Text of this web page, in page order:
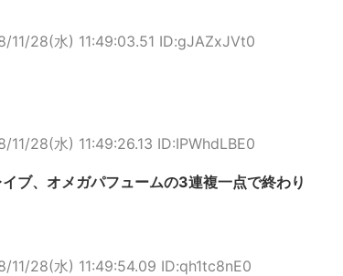
11/28(水) 11:49:03.51 ID:gJAZxJVt0
11/28(水) 11:49:26.13 ID:IPWhdLBE0
ブ、オメガパフュームの3連複一点で終わり
11/28(水) 11:49:54.09 ID:qh1tc8nE0